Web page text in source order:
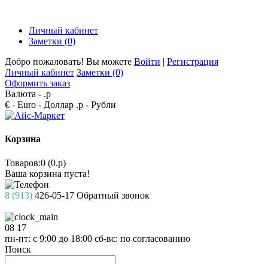
Личный кабинет
Заметки (0)
Добро пожаловать! Вы можете Войти | Регистрация
Личный кабинет Заметки (0)
Оформить заказ
Валюта - .р
€ - Euro - Доллар .р - Рубли
Корзина
Товаров:0 (0.р)
Ваша корзина пуста!
8 (913) 426-05-17 Обратный звонок
08 17
пн-пт: с 9:00 до 18:00 сб-вс: по согласованию
Поиск